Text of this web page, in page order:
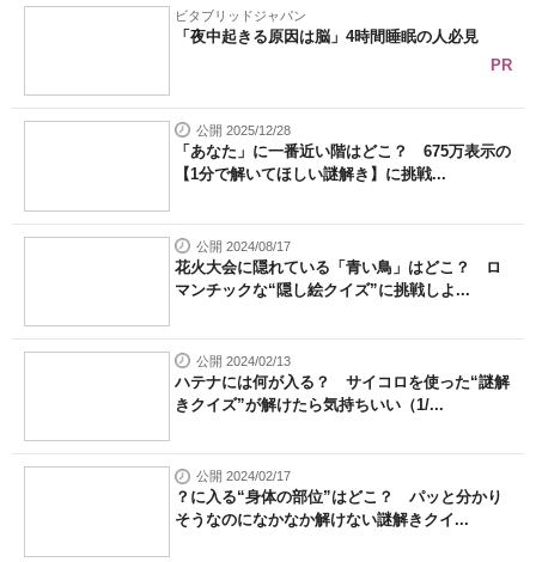
ビタブリッドジャパン
「夜中起きる原因は脳」4時間睡眠の人必見
PR
公開 2025/12/28
「あなた」に一番近い階はどこ？ 675万表示の
【1分で解いてほしい謎解き】に挑戦...
公開 2024/08/17
花火大会に隠れている「青い鳥」はどこ？ ロ
マンチックな“隠し絵クイズ”に挑戦しよ...
公開 2024/02/13
ハテナには何が入る？ サイコロを使った“謎解
きクイズ”が解けたら気持ちいい（1/...
公開 2024/02/17
？に入る“身体の部位”はどこ？ パッと分かり
そうなのになかなか解けない謎解きクイ...